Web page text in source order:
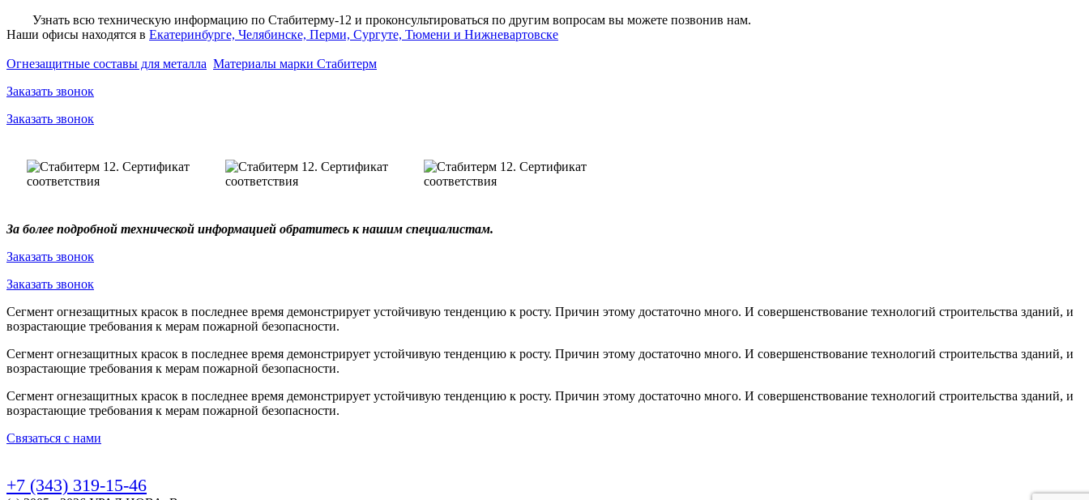
Узнать всю техническую информацию по Стабитерму-12 и проконсультироваться по другим вопросам вы можете позвонив нам.
Наши офисы находятся в Екатеринбурге, Челябинске, Перми, Сургуте, Тюмени и Нижневартовске
Огнезащитные составы для металла Материалы марки Стабитерм
Заказать звонок
Заказать звонок
За более подробной технической информацией обратитесь к нашим специалистам.
Заказать звонок
Заказать звонок
Сегмент огнезащитных красок в последнее время демонстрирует устойчивую тенденцию к росту. Причин этому достаточно много. И совершенствование технологий строительства зданий, и
возрастающие требования к мерам пожарной безопасности.
Сегмент огнезащитных красок в последнее время демонстрирует устойчивую тенденцию к росту. Причин этому достаточно много. И совершенствование технологий строительства зданий, и
возрастающие требования к мерам пожарной безопасности.
Сегмент огнезащитных красок в последнее время демонстрирует устойчивую тенденцию к росту. Причин этому достаточно много. И совершенствование технологий строительства зданий, и
возрастающие требования к мерам пожарной безопасности.
Связаться с нами
+7 (343) 319-15-46